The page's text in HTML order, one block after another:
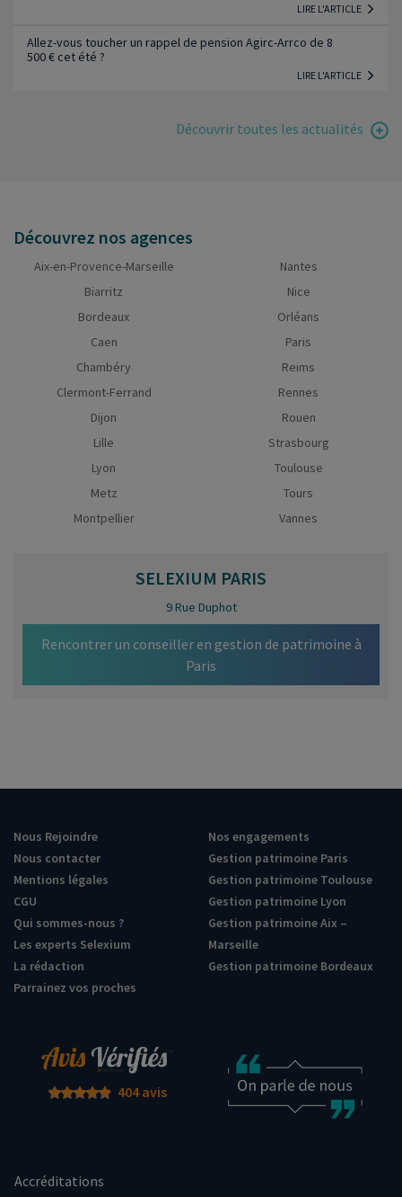
LIRE L'ARTICLE
Allez-vous toucher un rappel de pension Agirc-Arrco de 8
500 € cet été ?
LIRE L'ARTICLE
Découvrir toutes les actualités
Découvrez nos agences
Aix-en-Provence-Marseille
Biarritz
Bordeaux
Caen
Chambéry
Clermont-Ferrand
Dijon
Lille
Lyon
Metz
Montpellier
Nantes
Nice
Orléans
Paris
Reims
Rennes
Rouen
Strasbourg
Toulouse
Tours
Vannes
SELEXIUM PARIS
9 Rue Duphot
Rencontrer un conseiller en gestion de patrimoine à
Paris
Nous Rejoindre
Nous contacter
Mentions légales
CGU
Qui sommes-nous ?
Les experts Selexium
La rédaction
Parrainez vos proches
Nos engagements
Gestion patrimoine Paris
Gestion patrimoine Toulouse
Gestion patrimoine Lyon
Gestion patrimoine Aix –
Marseille
Gestion patrimoine Bordeaux
404 avis
Accréditations